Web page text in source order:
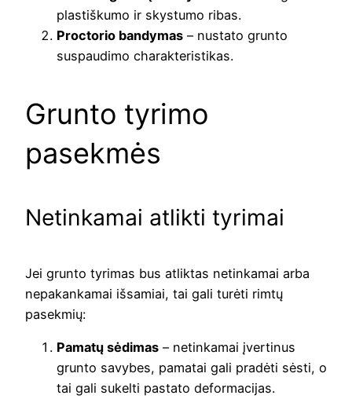
plastiškumo ir skystumo ribas.
Proctorio bandymas – nustato grunto
suspaudimo charakteristikas.
Grunto tyrimo
pasekmės
Netinkamai atlikti tyrimai
Jei grunto tyrimas bus atliktas netinkamai arba
nepakankamai išsamiai, tai gali turėti rimtų
pasekmių:
Pamatų sėdimas – netinkamai įvertinus
grunto savybes, pamatai gali pradėti sėsti, o
tai gali sukelti pastato deformacijas.